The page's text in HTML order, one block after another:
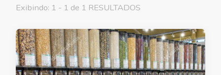
Exibindo: 1 - 1 de 1 RESULTADOS